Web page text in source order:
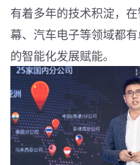
有着多年的技术积淀，
幕、汽车电子等领域都
的智能化发展赋能。